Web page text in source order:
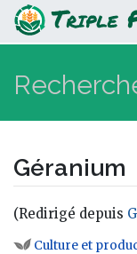
Géranium
(Redirigé depuis
Aller à :
Culture et